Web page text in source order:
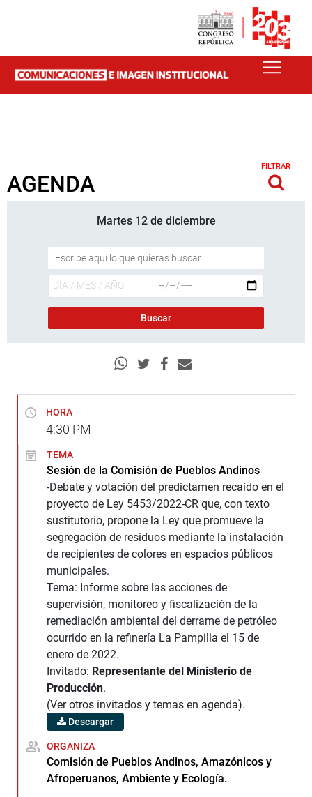
AGENDA
FILTRAR
Martes 12 de diciembre
HORA
4:30 PM
TEMA
Sesión de la Comisión de Pueblos Andinos
-Debate y votación del predictamen recaído en el
proyecto de Ley 5453/2022-CR que, con texto
sustitutorio, propone la Ley que promueve la
segregación de residuos mediante la instalación
de recipientes de colores en espacios públicos
municipales.
Tema: Informe sobre las acciones de
supervisión, monitoreo y fiscalización de la
remediación ambiental del derrame de petróleo
ocurrido en la refinería La Pampilla el 15 de
enero de 2022.
Invitado: Representante del Ministerio de
Producción.
(Ver otros invitados y temas en agenda).
Descargar
ORGANIZA
Comisión de Pueblos Andinos, Amazónicos y
Afroperuanos, Ambiente y Ecología.